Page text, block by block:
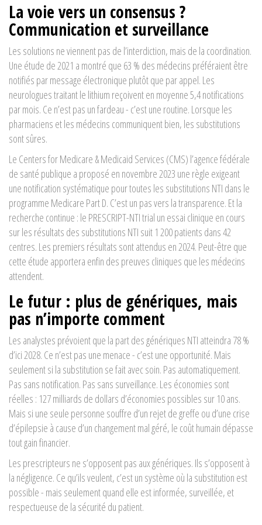
La voie vers un consensus ?
Communication et surveillance
Les solutions ne viennent pas de l’interdiction, mais de la coordination.
Une étude de 2021 a montré que 63 % des médecins préféraient être
notifiés par message électronique plutôt que par appel. Les
neurologues traitant le lithium reçoivent en moyenne 5,4 notifications
par mois. Ce n’est pas un fardeau - c’est une routine. Lorsque les
pharmaciens et les médecins communiquent bien, les substitutions
sont sûres.
Le Centers for Medicare & Medicaid Services (CMS) l’agence fédérale
de santé publique a proposé en novembre 2023 une règle exigeant
une notification systématique pour toutes les substitutions NTI dans le
programme Medicare Part D. C’est un pas vers la transparence. Et la
recherche continue : le PRESCRIPT-NTI trial un essai clinique en cours
sur les résultats des substitutions NTI suit 1 200 patients dans 42
centres. Les premiers résultats sont attendus en 2024. Peut-être que
cette étude apportera enfin des preuves cliniques que les médecins
attendent.
Le futur : plus de génériques, mais
pas n’importe comment
Les analystes prévoient que la part des génériques NTI atteindra 78 %
d’ici 2028. Ce n’est pas une menace - c’est une opportunité. Mais
seulement si la substitution se fait avec soin. Pas automatiquement.
Pas sans notification. Pas sans surveillance. Les économies sont
réelles : 127 milliards de dollars d’économies possibles sur 10 ans.
Mais si une seule personne souffre d’un rejet de greffe ou d’une crise
d’épilepsie à cause d’un changement mal géré, le coût humain dépasse
tout gain financier.
Les prescripteurs ne s’opposent pas aux génériques. Ils s’opposent à
la négligence. Ce qu’ils veulent, c’est un système où la substitution est
possible - mais seulement quand elle est informée, surveillée, et
respectueuse de la sécurité du patient.